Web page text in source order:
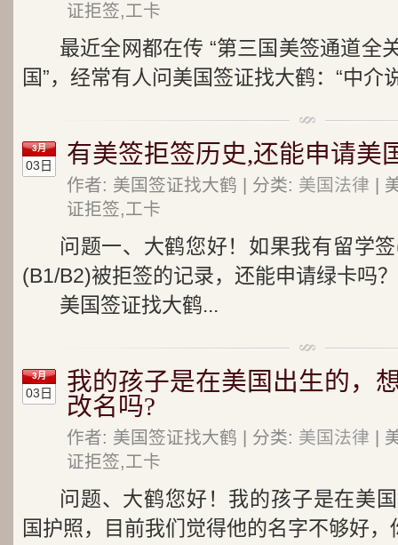
证拒签,工卡
最近全网都在传 “第三国美签通道全
国”，经常有人问美国签证找大鹤：“中介
3月
03日 有美签拒签历史,还能申请美
作者: 美国签证找大鹤 | 分类: 美国法律 |
证拒签,工卡
问题一、大鹤您好！如果我有留学
(B1/B2)被拒签的记录，还能申请绿卡吗？
美国签证找大鹤...
3月
03日
我的孩子是在美国出生的，
改名吗?
作者: 美国签证找大鹤 | 分类: 美国法律 |
证拒签,工卡
问题、大鹤您好！我的孩子是在美
国护照，目前我们觉得他的名字不够好